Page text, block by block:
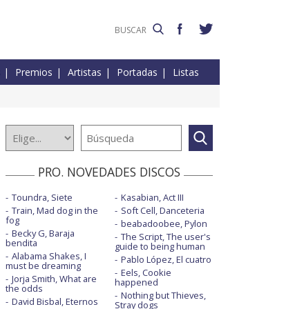
Premios Artistas Portadas Listas
PRO. NOVEDADES DISCOS
Toundra, Siete
Train, Mad dog in the
fog
Becky G, Baraja
bendita
Alabama Shakes, I
must be dreaming
Jorja Smith, What are
the odds
David Bisbal, Eternos
Kasabian, Act III
Soft Cell, Danceteria
beabadoobee, Pylon
The Script, The user's
guide to being human
Pablo López, El cuatro
Eels, Cookie
happened
Nothing but Thieves,
Stray dogs